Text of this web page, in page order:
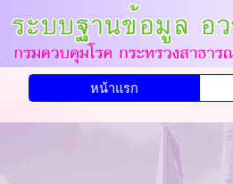
หน้าแรก